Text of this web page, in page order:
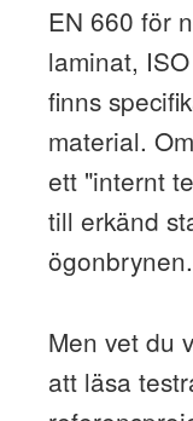
EN 660 för
laminat,
finns
material.
ett "internt
till erkänd
ögonbrynen.
Men vet du
att läsa